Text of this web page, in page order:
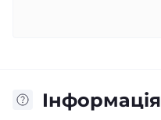
Iнформація